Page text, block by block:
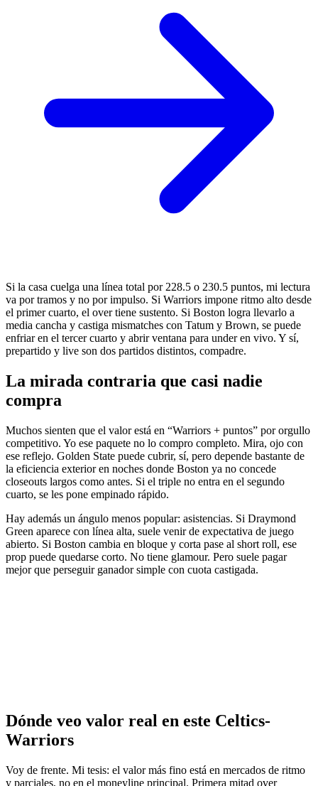
Si la casa cuelga una línea total por 228.5 o 230.5 puntos, mi lectura
va por tramos y no por impulso. Si Warriors impone ritmo alto desde
el primer cuarto, el over tiene sustento. Si Boston logra llevarlo a
media cancha y castiga mismatches con Tatum y Brown, se puede
enfriar en el tercer cuarto y abrir ventana para under en vivo. Y sí,
prepartido y live son dos partidos distintos, compadre.
La mirada contraria que casi nadie
compra
Muchos sienten que el valor está en “Warriors + puntos” por orgullo
competitivo. Yo ese paquete no lo compro completo. Mira, ojo con
ese reflejo. Golden State puede cubrir, sí, pero depende bastante de
la eficiencia exterior en noches donde Boston ya no concede
closeouts largos como antes. Si el triple no entra en el segundo
cuarto, se les pone empinado rápido.
Hay además un ángulo menos popular: asistencias. Si Draymond
Green aparece con línea alta, suele venir de expectativa de juego
abierto. Si Boston cambia en bloque y corta pase al short roll, ese
prop puede quedarse corto. No tiene glamour. Pero suele pagar
mejor que perseguir ganador simple con cuota castigada.
Dónde veo valor real en este Celtics-
Warriors
Voy de frente. Mi tesis: el valor más fino está en mercados de ritmo
y parciales, no en el moneyline principal. Primera mitad over